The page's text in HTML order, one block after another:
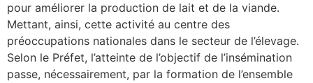
pour améliorer la production de lait et de la viande.
Mettant, ainsi, cette activité au centre des
préoccupations nationales dans le secteur de l’élevage.
Selon le Préfet, l’atteinte de l’objectif de l’insémination
passe, nécessairement, par la formation de l’ensemble